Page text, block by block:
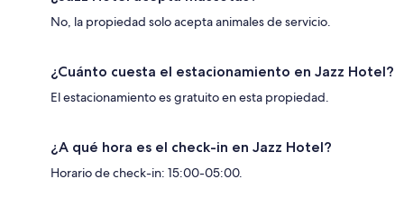
No, la propiedad solo acepta animales de servicio.
¿Cuánto cuesta el estacionamiento en Jazz Hotel?
El estacionamiento es gratuito en esta propiedad.
¿A qué hora es el check-in en Jazz Hotel?
Horario de check-in: 15:00-05:00.